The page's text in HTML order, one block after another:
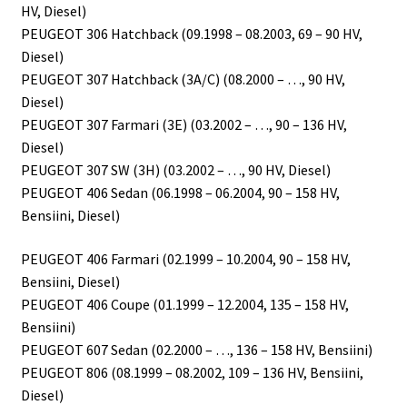
HV, Diesel)
PEUGEOT 306 Hatchback (09.1998 – 08.2003, 69 – 90 HV,
Diesel)
PEUGEOT 307 Hatchback (3A/C) (08.2000 – …, 90 HV,
Diesel)
PEUGEOT 307 Farmari (3E) (03.2002 – …, 90 – 136 HV,
Diesel)
PEUGEOT 307 SW (3H) (03.2002 – …, 90 HV, Diesel)
PEUGEOT 406 Sedan (06.1998 – 06.2004, 90 – 158 HV,
Bensiini, Diesel)
PEUGEOT 406 Farmari (02.1999 – 10.2004, 90 – 158 HV,
Bensiini, Diesel)
PEUGEOT 406 Coupe (01.1999 – 12.2004, 135 – 158 HV,
Bensiini)
PEUGEOT 607 Sedan (02.2000 – …, 136 – 158 HV, Bensiini)
PEUGEOT 806 (08.1999 – 08.2002, 109 – 136 HV, Bensiini,
Diesel)